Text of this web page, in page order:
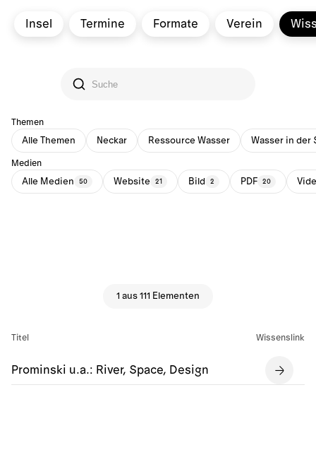
Insel Termine Formate Verein
Themen
Alle Themen Neckar Ressource Wasser Wasser in der
Medien
Alle Medien 50 Website 21 Bild 2 PDF 20
1 aus 111 Elementen
Titel Wissenslink
Prominski u.a.: River, Space, Design